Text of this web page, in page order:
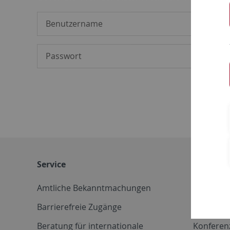
Service
Amtliche Bekanntmachungen
Barrierefreie Zugänge
Beratung für internationale